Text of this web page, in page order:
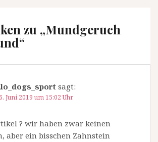
zu „Mundgeruch
“
sagt:
Juni 2019 um 15:02 Uhr
? wir haben zwar keinen
aber ein bisschen Zahnstein